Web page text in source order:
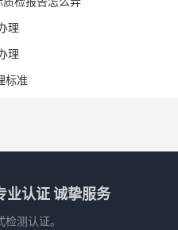
理
理
标准
业认证 诚挚服务
测认证。